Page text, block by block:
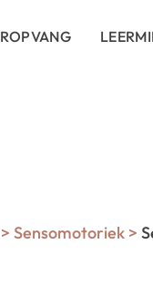
> Sensomotoriek >